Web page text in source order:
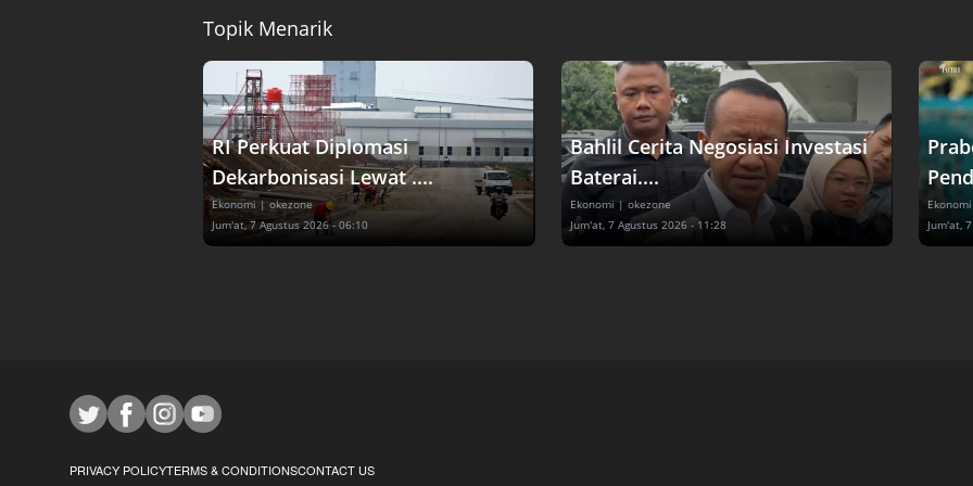
Topik Menarik
RI Perkuat Diplomasi
Dekarbonisasi Lewat ....
Ekonomi | okezone
Jum'at, 7 Agustus 2026 - 06:10
Bahlil Cerita Negosiasi Investasi
Baterai....
Ekonomi | okezone
Jum'at, 7 Agustus 2026 - 11:28
Ekonomi
Jum'at,
PRIVACY POLICYTERMS & CONDITIONSCONTACT US